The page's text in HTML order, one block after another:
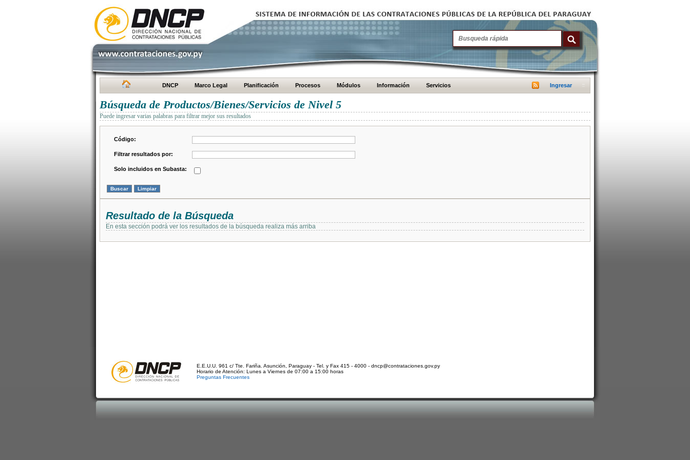
DNCP Marco Legal Planificación Procesos Módulos Información Servicios Ingresar
Búsqueda de Productos/Bienes/Servicios de Nivel 5
Puede ingresar varias palabras para filtrar mejor sus resultados
Código:
Filtrar resultados por:
Solo incluidos en Subasta:
Resultado de la Búsqueda
En esta sección podrá ver los resultados de la búsqueda realiza más arriba
E.E.U.U. 961 c/ Tte. Fariña. Asunción, Paraguay - Tel. y Fax 415 - 4000 - dncp@contrataciones.gov.py
Horario de Atención: Lunes a Viernes de 07:00 a 15:00 horas
Preguntas Frecuentes